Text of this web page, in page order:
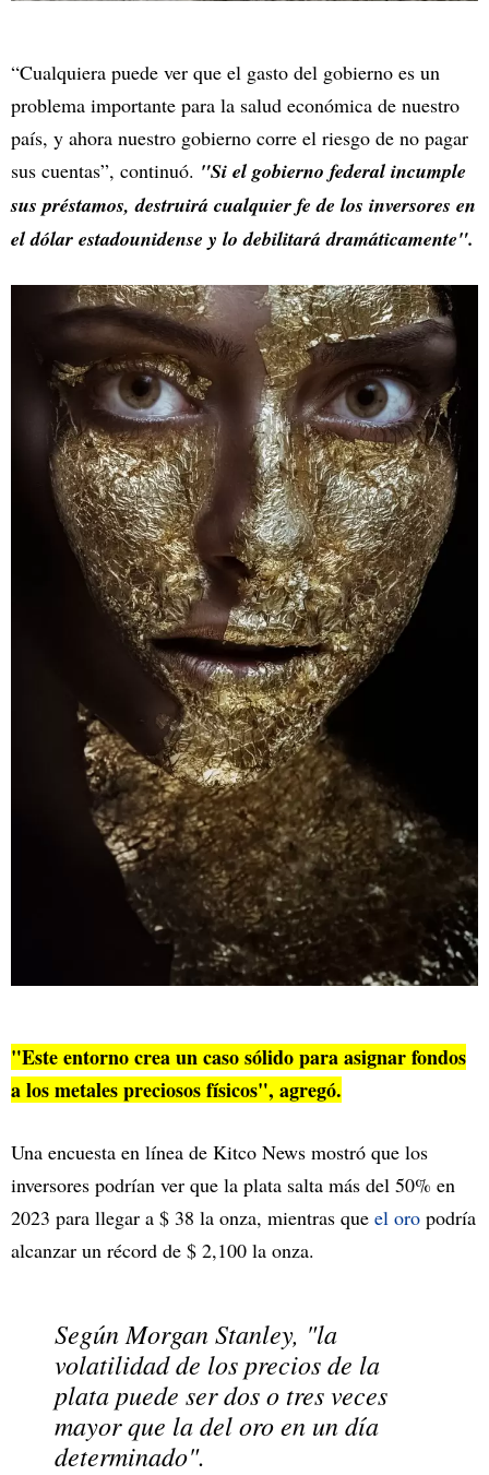
“Cualquiera puede ver que el gasto del gobierno es un
problema importante para la salud económica de nuestro
país, y ahora nuestro gobierno corre el riesgo de no pagar
sus cuentas”, continuó. "Si el gobierno federal incumple
sus préstamos, destruirá cualquier fe de los inversores en
el dólar estadounidense y lo debilitará dramáticamente".
"Este entorno crea un caso sólido para asignar fondos
a los metales preciosos físicos", agregó.
Una encuesta en línea de Kitco News mostró que los
inversores podrían ver que la plata salta más del 50% en
2023 para llegar a $ 38 la onza, mientras que el oro podría
alcanzar un récord de $ 2,100 la onza.
Según Morgan Stanley, "la
volatilidad de los precios de la
plata puede ser dos o tres veces
mayor que la del oro en un día
determinado".